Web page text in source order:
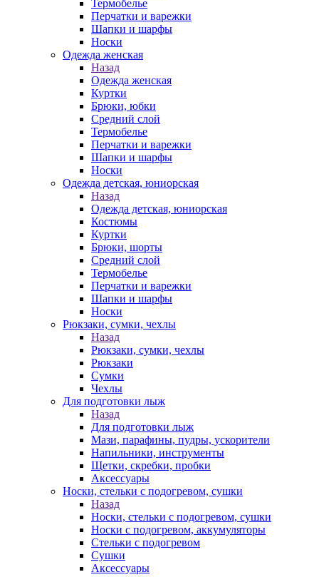
Термобелье
Перчатки и варежки
Шапки и шарфы
Носки
Одежда женская
Назад
Одежда женская
Куртки
Брюки, юбки
Средний слой
Термобелье
Перчатки и варежки
Шапки и шарфы
Носки
Одежда детская, юниорская
Назад
Одежда детская, юниорская
Костюмы
Куртки
Брюки, шорты
Средний слой
Термобелье
Перчатки и варежки
Шапки и шарфы
Носки
Рюкзаки, сумки, чехлы
Назад
Рюкзаки, сумки, чехлы
Рюкзаки
Сумки
Чехлы
Для подготовки лыж
Назад
Для подготовки лыж
Мази, парафины, пудры, ускорители
Напильники, инструменты
Щетки, скребки, пробки
Аксессуары
Носки, стельки с подогревом, сушки
Назад
Носки, стельки с подогревом, сушки
Носки с подогревом, аккумуляторы
Стельки с подогревом
Сушки
Аксессуары